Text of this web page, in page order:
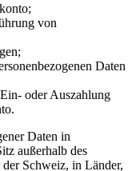
von
Daten
oder Auszahlung
Daten in
außerhalb des
Schweiz, in Länder,